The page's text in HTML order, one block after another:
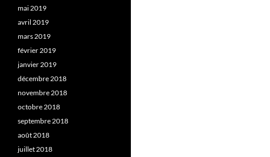
mai 2019
avril 2019
mars 2019
février 2019
janvier 2019
décembre 2018
novembre 2018
octobre 2018
septembre 2018
août 2018
juillet 2018